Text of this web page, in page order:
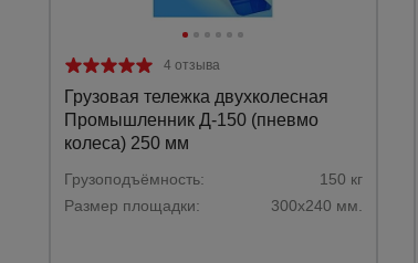
4 отзыва
Грузовая тележка двухколесная
Промышленник Д-150 (пневмо
колеса) 250 мм
Грузоподъёмность:
150 кг
Размер площадки:
300х240 мм.